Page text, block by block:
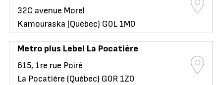
32C avenue Morel
Kamouraska (Québec) G0L 1M0
Metro plus Lebel La Pocatière
615, 1re rue Poiré
La Pocatière (Québec) G0R 1Z0